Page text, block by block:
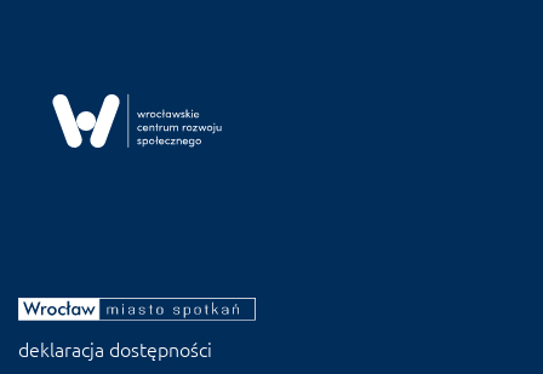
deklaracja dostępności